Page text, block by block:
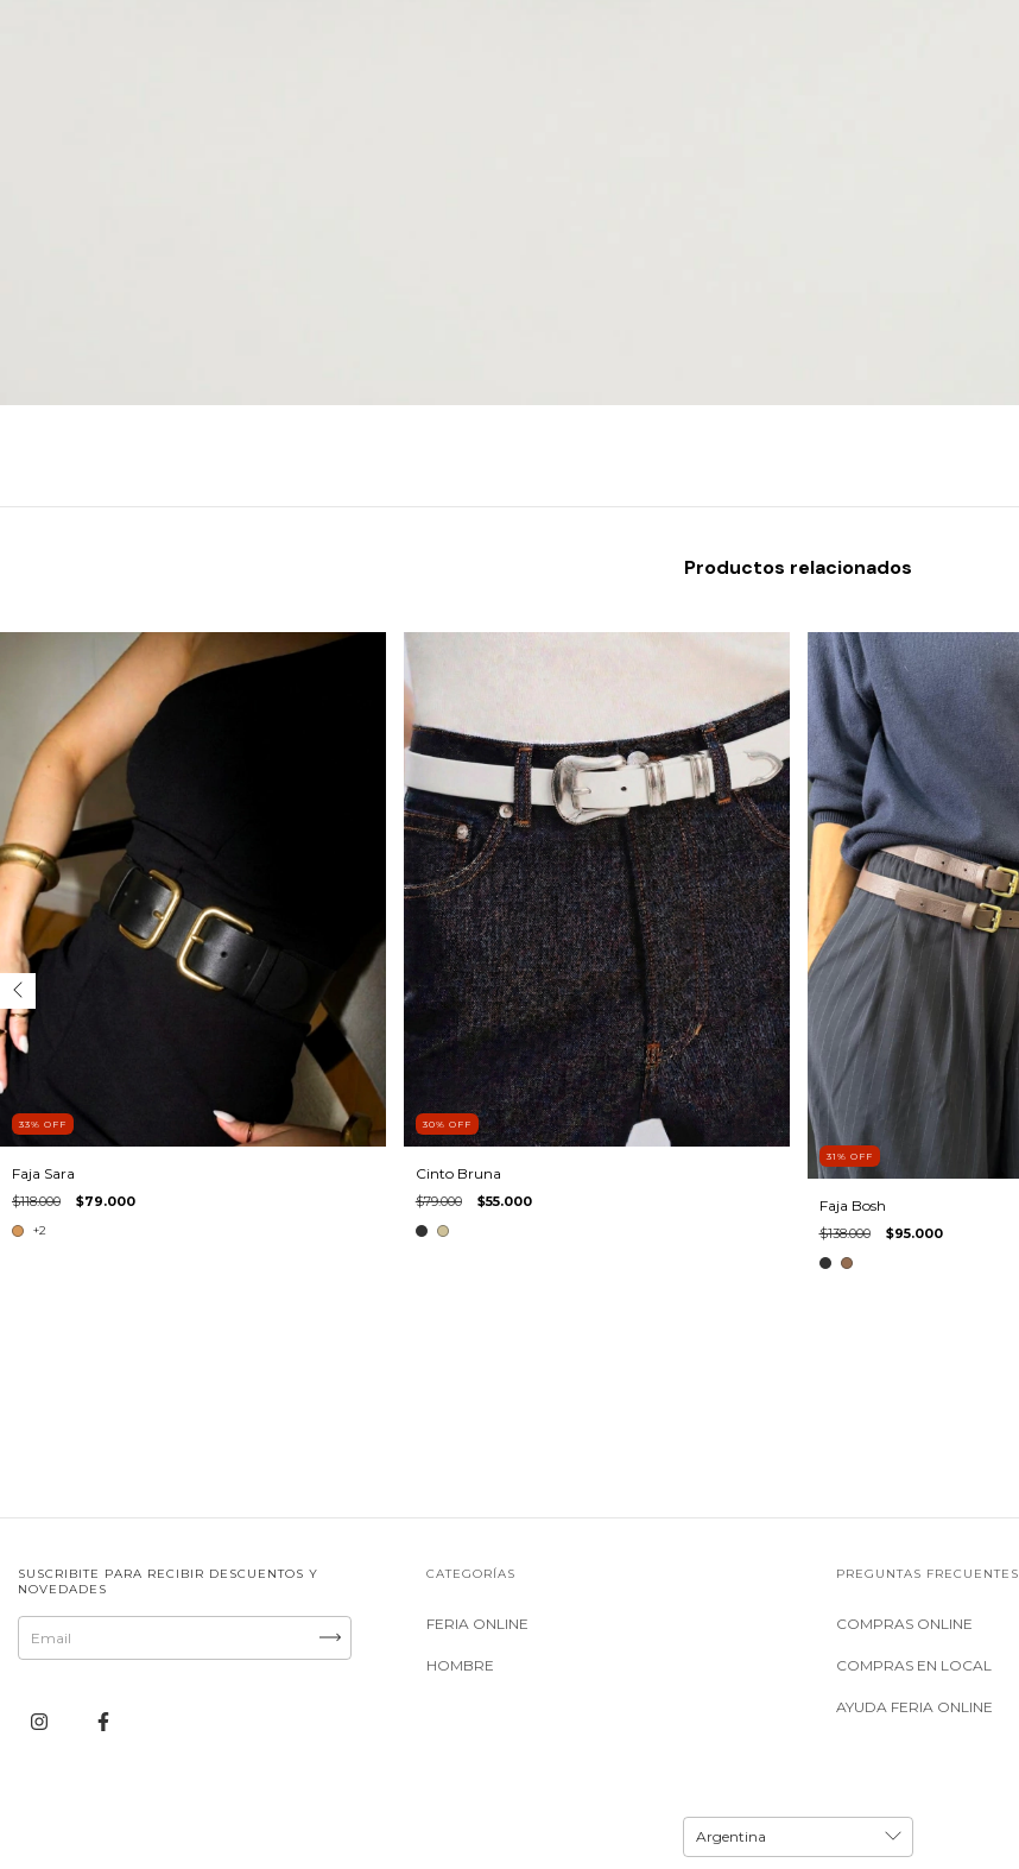
Productos relacionados
33% OFF
Faja Sara
$118.000 $79.000
+2
30% OFF
Cinto Bruna
$79.000 $55.000
31 % OFF
Faja Bosh
$138.000 $95.000
SUSCRIBITE PARA RECIBIR DESCUENTOS Y
NOVEDADES
CATEGORÍAS
FERIA ONLINE
HOMBRE
PREGUNTAS FRECUENTES
COMPRAS ONLINE
COMPRAS EN LOCAL
AYUDA FERIA ONLINE